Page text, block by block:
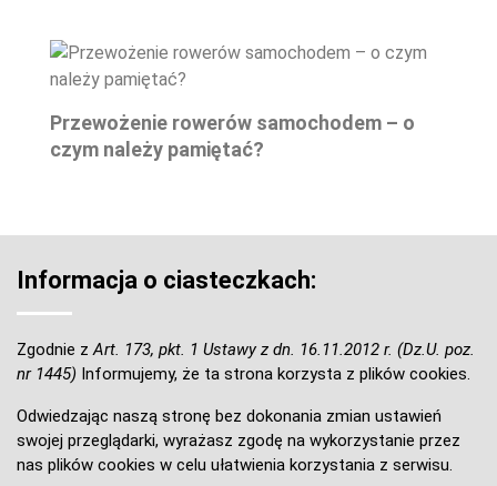
Przewożenie rowerów samochodem – o
czym należy pamiętać?
Informacja o ciasteczkach:
Zgodnie z Art. 173, pkt. 1 Ustawy z dn. 16.11.2012 r. (Dz.U. poz.
nr 1445) Informujemy, że ta strona korzysta z plików cookies.
Odwiedzając naszą stronę bez dokonania zmian ustawień
swojej przeglądarki, wyrażasz zgodę na wykorzystanie przez
nas plików cookies w celu ułatwienia korzystania z serwisu.